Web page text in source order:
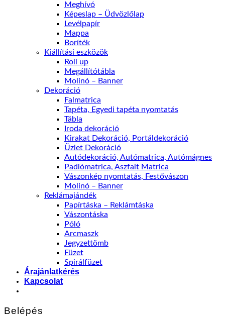
Meghívó
Képeslap – Üdvözlőlap
Levélpapír
Mappa
Boríték
Kiállítási eszközök
Roll up
Megállítótábla
Molinó – Banner
Dekoráció
Falmatrica
Tapéta, Egyedi tapéta nyomtatás
Tábla
Iroda dekoráció
Kirakat Dekoráció, Portáldekoráció
Üzlet Dekoráció
Autódekoráció, Autómatrica, Autómágnes
Padlómatrica, Aszfalt Matrica
Vászonkép nyomtatás, Festővászon
Molinó – Banner
Reklámajándék
Papírtáska – Reklámtáska
Vászontáska
Póló
Arcmaszk
Jegyzettömb
Füzet
Spirálfüzet
Árajánlatkérés
Kapcsolat
Belépés